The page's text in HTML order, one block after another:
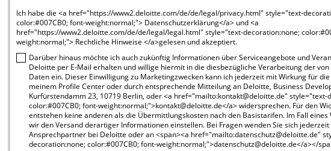
Ich habe die <a href="https://www2.deloitte.com/de/de/legal/privacy.html" style="text-
color:#007CB0; font-weight:normal;"> Datenschutzerklärung</a> und <a
href="https://www2.deloitte.com/de/de/legal/legal.html" style="text-decoration:none;
weight:normal;"> Rechtliche Hinweise </a>gelesen und akzeptiert.
Darüber hinaus möchte ich auch zukünftig Informationen über Serviceangebote und
Deloitte per E-Mail erhalten und willige hiermit in die diesbezügliche Verarbeitung der
Daten ein. Dieser Einwilligung zu Marketingzwecken kann ich jederzeit mit Wirkung für
meinem Profile Center oder durch entsprechende Mitteilung an Deloitte, Business
Kurfürstendamm 23, 10719 Berlin, oder <a href="mailto:kontakt@deloitte.de" style="text-
color:#007CB0; font-weight:normal;">kontakt@deloitte.de</a> widersprechen. Für den
entstehen keine anderen als die Übermittlungskosten nach den Basistarifen. Im Fall
wir den Versand derartiger Informationen einstellen. Bei Fragen wenden Sie sich
Ansprechpartner bei Deloitte oder an <span><a href="mailto:datenschutz@deloitte.de"
decoration:none; color:#007CB0; font-weight:normal;">datenschutz@deloitte.de</a></